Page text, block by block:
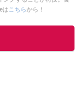
は こちらから！
トの他の記事を読む